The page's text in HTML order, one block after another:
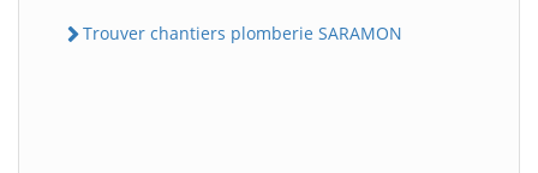
Trouver chantiers plomberie SARAMON